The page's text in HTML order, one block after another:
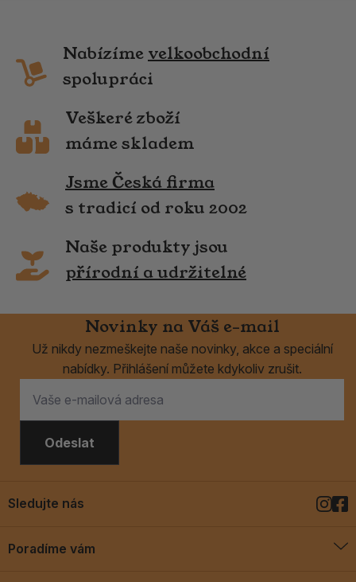
Nabízíme velkoobchodní
spolupráci
Veškeré zboží
máme skladem
Jsme Česká firma
s tradicí od roku 2002
Naše produkty jsou
přírodní a udržitelné
Novinky na Váš e-mail
Už nikdy nezmeškejte naše novinky, akce a speciální
nabídky. Přihlášení můžete kdykoliv zrušit.
Odeslat
Poradíme vám
Sledujte nás